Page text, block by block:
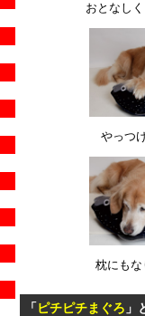
おとなし
やっつ
枕にも
「ピチピチまぐろ 」